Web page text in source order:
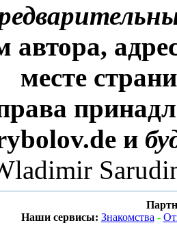
автора,
месте
и
Наши сервисы: Знакомства -